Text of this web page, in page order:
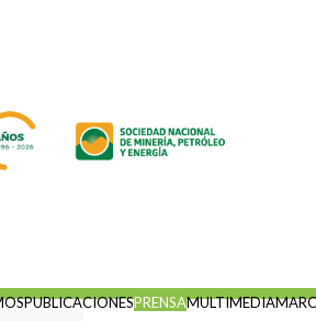
PUBLICACIONESPRENSAMULTIMEDIA